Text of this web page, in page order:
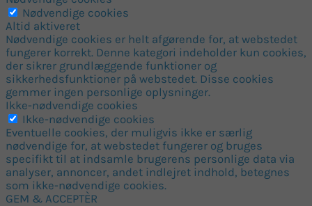
Nødvendige cookies
Altid aktiveret
Nødvendige cookies er helt afgørende for, at webstedet
fungerer korrekt. Denne kategori indeholder kun cookies,
der sikrer grundlæggende funktioner og
sikkerhedsfunktioner på webstedet. Disse cookies
gemmer ingen personlige oplysninger.
Ikke-nødvendige cookies
Ikke-nødvendige cookies
Eventuelle cookies, der muligvis ikke er særlig
nødvendige for, at webstedet fungerer og bruges
specifikt til at indsamle brugerens personlige data via
analyser, annoncer, andet indlejret indhold, betegnes
som ikke-nødvendige cookies.
GEM & ACCEPTÈR